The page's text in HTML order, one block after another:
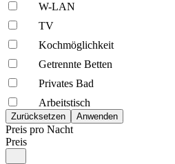
W-LAN
TV
Kochmöglich­keit
Getrennte Betten
Privates Bad
Arbeitstisch
Preis pro Nacht
Preis